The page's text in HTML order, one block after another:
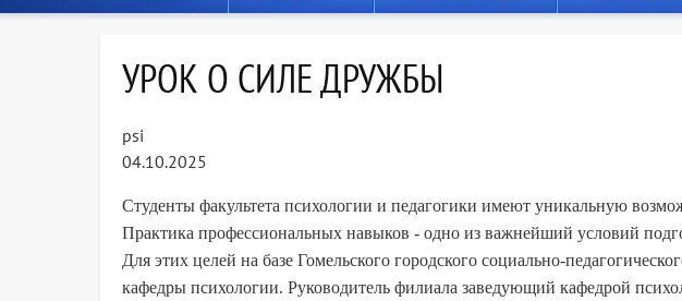
УРОК О СИЛЕ ДРУЖБЫ
psi
04.10.2025
Студенты факультета психологии и педагогики имеют уникальную
Практика профессиональных навыков - одно из важнейший условий
Для этих целей на базе Гомельского городского социально-
кафедры психологии. Руководитель филиала заведующий кафедрой